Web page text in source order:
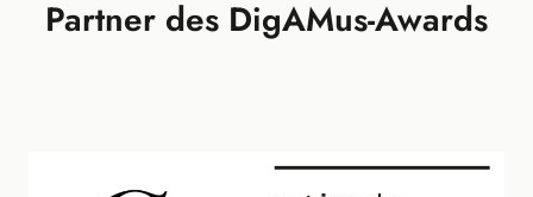
Partner des DigAMus-Awards